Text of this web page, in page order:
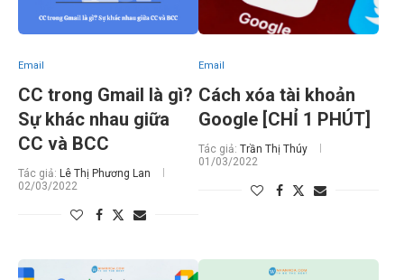
Email
CC trong Gmail là gì?
Sự khác nhau giữa
CC và BCC
Tác giả: Lê Thị Phương Lan
02/03/2022
Email
Cách xóa tài khoản
Google [CHỈ 1 PHÚT]
Tác giả: Trần Thị Thúy
01/03/2022